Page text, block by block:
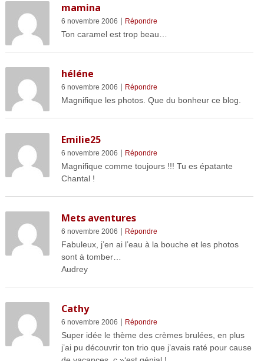
mamina
6 novembre 2006 | Répondre
Ton caramel est trop beau…
héléne
6 novembre 2006 | Répondre
Magnifique les photos. Que du bonheur ce blog.
Emilie25
6 novembre 2006 | Répondre
Magnifique comme toujours !!! Tu es épatante
Chantal !
Mets aventures
6 novembre 2006 | Répondre
Fabuleux, j’en ai l’eau à la bouche et les photos
sont à tomber…
Audrey
Cathy
6 novembre 2006 | Répondre
Super idée le thème des crèmes brulées, en plus
j’ai pu découvrir ton trio que j’avais raté pour cause